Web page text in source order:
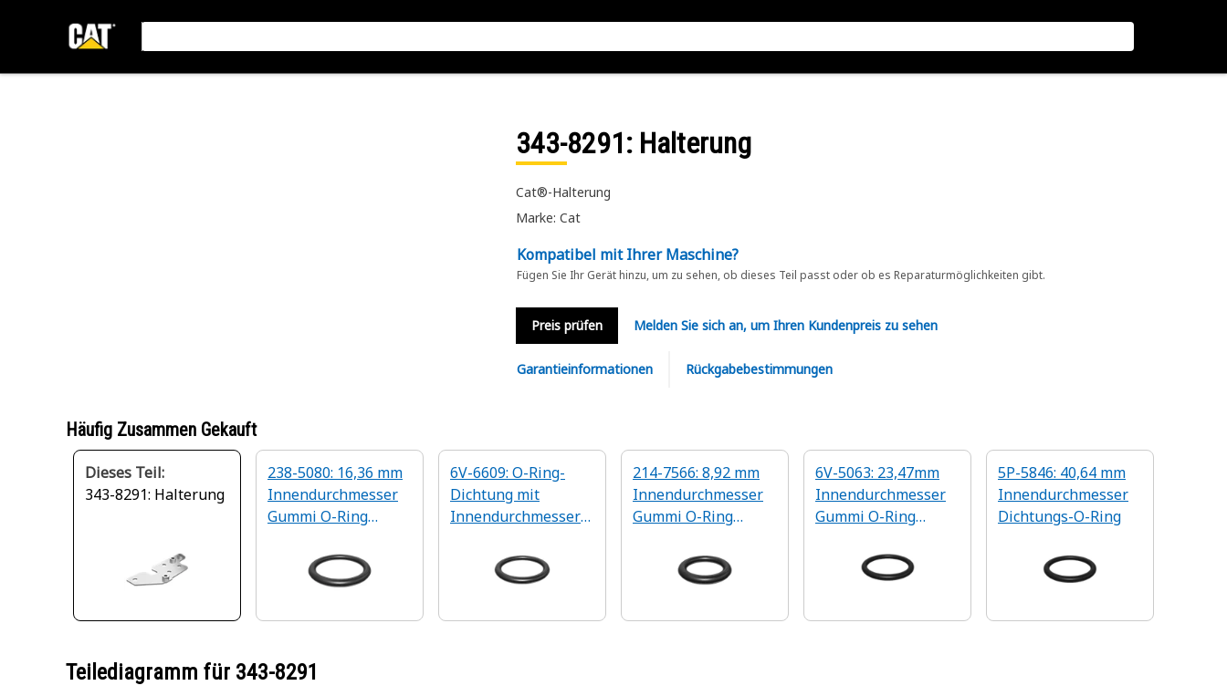
343-8291: Halterung
Cat®-Halterung
Marke: Cat
Kompatibel mit Ihrer Maschine?
Fügen Sie Ihr Gerät hinzu, um zu sehen, ob dieses Teil passt oder ob es Reparaturmöglichkeiten gibt.
Preis prüfen Melden Sie sich an, um Ihren Kundenpreis zu sehen
Garantieinformationen Rückgabebestimmungen
Häufig Zusammen Gekauft
Dieses Teil:
343-8291: Halterung
238-5080: 16,36 mm
Innendurchmesser
Gummi O-Ring
6V-6609: O-Ring-
Dichtung mit
Innendurchmesser
214-7566: 8,92 mm
Innendurchmesser
Gummi O-Ring
6V-5063: 23,47mm
Innendurchmesser
Gummi O-Ring
5P-5846: 40,64 mm
Innendurchmesser
Dichtungs-O-Ring
Teilediagramm für 343-8291